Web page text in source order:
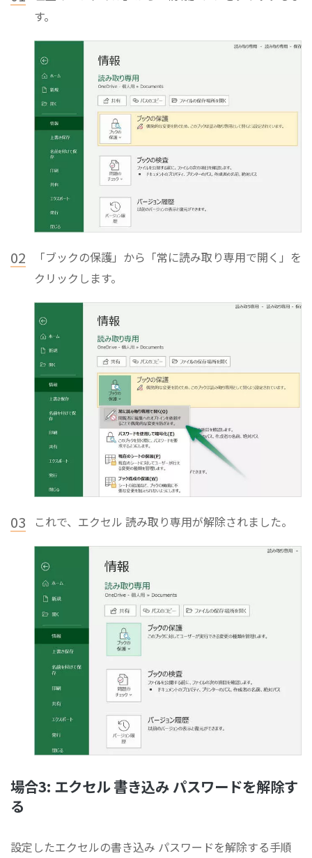
す。
02
「ブックの保護」から「常に読み取り専用で開く」を
クリックします。
03 これで、エクセル 読み取り専用が解除されました。
場合3: エクセル 書き込み パスワードを解除す
る
設定したエクセルの書き込み パスワードを解除する手順